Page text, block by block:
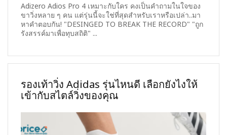
Adizero Adios Pro 4 เหมาะกับใคร คงเป็นคำถามในใจของ
ขาวิ่งหลาย ๆ คน แต่รุ่นนี้จะใช่ที่สุดสำหรับเราหรือเปล่า..มา
หาคำตอบกัน! "DESINGED TO BREAK THE RECORD" "ถูก
รังสรรค์มาเพื่อทุบสถิติ" ...
รองเท้าวิ่ง Adidas รุ่นไหนดี เลือกยังไงให้
เข้ากับสไตล์วิ่งของคุณ